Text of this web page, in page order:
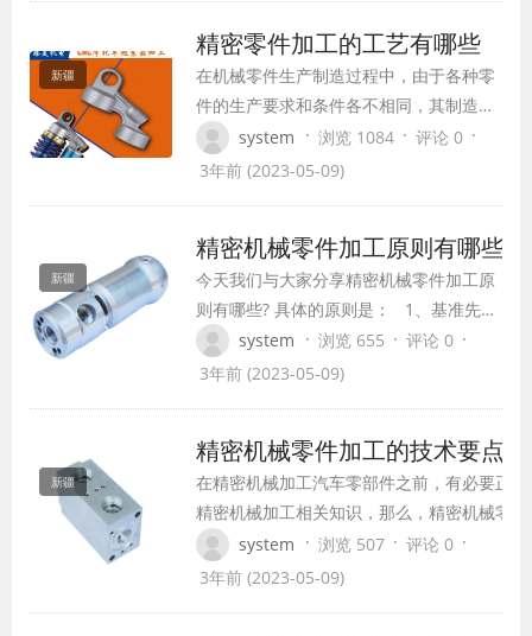
常见有热处理…
新疆
精密零件加工的工艺有哪些
在机械零件生产制造过程中，由于各种零
件的生产要求和条件各不相同，其制造工
艺方案也是不相同的。相同的零件采用不
同的工艺方案生产时，其生产效率、经济
益、合理可行的工艺方案的过程称为零件
的工艺过程设计。那么具体的工艺生产过
程是怎样的呢?…
system · 浏览 1084 · 评论 0 ·
3年前 (2023-05-09)
新疆
精密机械零件加工原则有哪些
今天我们与大家分享精密机械零件加工原
则有哪些? 具体的原则是： 1、基准先
行：即先加工基准面,零件在机械加工过程
中，作为定位基准的外表应首先加工出
求高的外表，都划分加工阶段，一般可分
为粗加工、半精加…
system · 浏览 655 · 评论 0 ·
3年前 (2023-05-09)
新疆
精密机械零件加工的技术要点
在精密机械加工汽车零部件之前，有必要正
精密机械加工相关知识，那么，精密机械零
的技术要点是什么? 1、简化机器的维修和保
省人工，机械切割和加工功能，提高劳动生
system · 浏览 507 · 评论 0 ·
3年前 (2023-05-09)